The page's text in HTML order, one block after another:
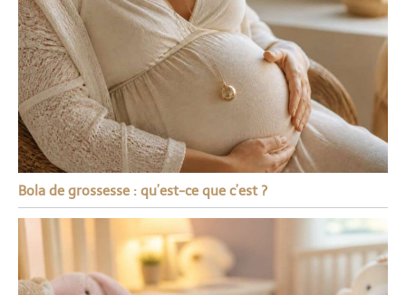
Bola de grossesse : qu’est-ce que c’est ?